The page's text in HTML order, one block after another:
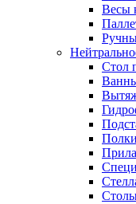
Весы
Cтол
Полки